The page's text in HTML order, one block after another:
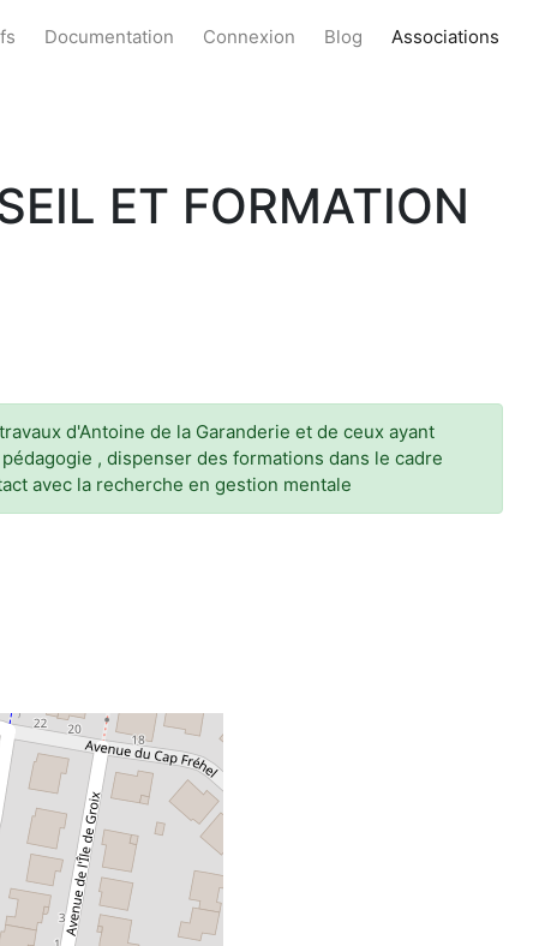
Documentation Connexion Blog Associations
ET FORMATION
d'Antoine de la Garanderie et de ceux ayant
, dispenser des formations dans le cadre
avec la recherche en gestion mentale